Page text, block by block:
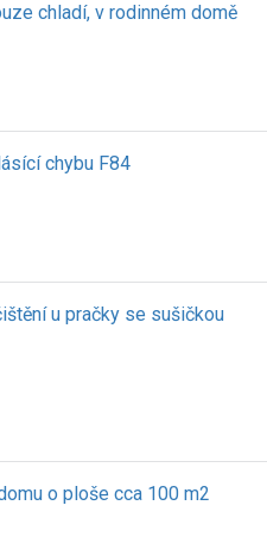
chladí, v rodinném domě
chybu F84
u pračky se sušičkou
o ploše cca 100 m2